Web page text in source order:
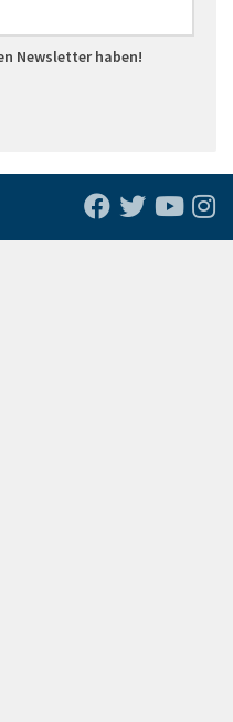
Newsletter haben!